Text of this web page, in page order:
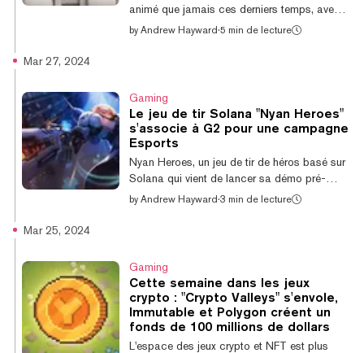
animé que jamais ces derniers temps, avec
des jeux de premier plan qui commencent à
Decrypt's GG est sur le coup. Et si vous avez
besoin d'un moyen rapide de vous mettre à
jour sur les derniers mouvements autour des
jeux vidéo crypto, nous lançons Cette
semaine dans les jeux crypto. Notre...
by Andrew Hayward ·5 min de lecture
Mar 27, 2024
Gaming
Le jeu de tir Solana "Nyan Heroes"
s'associe à G2 pour une campagne
Esports
Nyan Heroes, un jeu de tir de héros basé sur
Solana qui vient de lancer sa démo pré-
alpha sur l'Epic Games Store mardi, a
Nyan Heroes, a déclaré à Decrypt que G2
Esports aidera à promouvoir le jeu sur les
réseaux sociaux et que ses joueurs et
influenceurs joueront et diffuseront le jeu via
leurs chaînes respectives. De plu...
by Andrew Hayward ·3 min de lecture
Mar 25, 2024
Gaming
Cette semaine dans les jeux
crypto : "Crypto Valleys" s'envole,
Immutable et Polygon créent un
fonds de 100 millions de dollars
L'espace des jeux crypto et NFT est plus